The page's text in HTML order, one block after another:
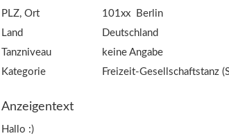
PLZ, Ort
101xx Berlin
Land
Deutschland
Tanzniveau
keine Angabe
Kategorie
Freizeit-Gesellschaftstanz
Anzeigentext
Hallo :)